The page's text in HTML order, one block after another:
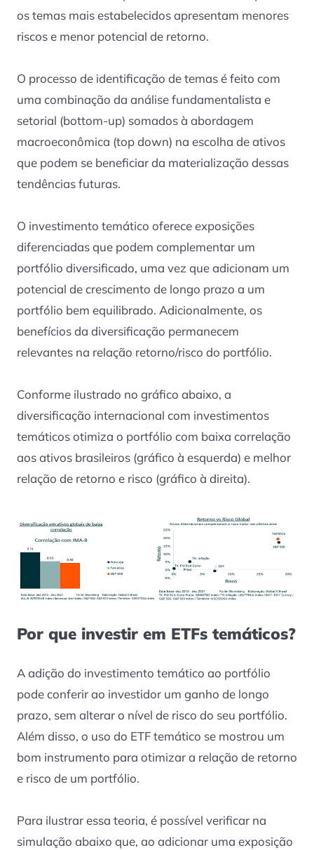
os temas mais estabelecidos apresentam menores
riscos e menor potencial de retorno.
O processo de identificação de temas é feito com
uma combinação da análise fundamentalista e
setorial (bottom-up) somados à abordagem
macroeconômica (top down) na escolha de ativos
que podem se beneficiar da materialização dessas
tendências futuras.
O investimento temático oferece exposições
diferenciadas que podem complementar um
portfólio diversificado, uma vez que adicionam um
potencial de crescimento de longo prazo a um
portfólio bem equilibrado. Adicionalmente, os
benefícios da diversificação permanecem
relevantes na relação retorno/risco do portfólio.
Conforme ilustrado no gráfico abaixo, a
diversificação internacional com investimentos
temáticos otimiza o portfólio com baixa correlação
aos ativos brasileiros (gráfico à esquerda) e melhor
relação de retorno e risco (gráfico à direita).
Por que investir em ETFs temáticos?
A adição do investimento temático ao portfólio
pode conferir ao investidor um ganho de longo
prazo, sem alterar o nível de risco do seu portfólio.
Além disso, o uso do ETF temático se mostrou um
bom instrumento para otimizar a relação de retorno
e risco de um portfólio.
Para ilustrar essa teoria, é possível verificar na
simulação abaixo que, ao adicionar uma exposição